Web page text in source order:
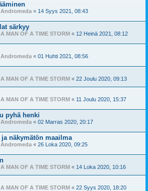
Andromeda « 14 Syys 2021, 08:43
särkyy
A MAN OF A TIME STORM « 12 Heinä 2021, 08:12
Andromeda « 01 Huhti 2021, 08:56
A MAN OF A TIME STORM « 22 Joulu 2020, 09:13
A MAN OF A TIME STORM « 11 Joulu 2020, 15:37
pyhä henki
Andromeda « 02 Marras 2020, 20:17
näkymätön maailma
Andromeda « 26 Loka 2020, 09:25
A MAN OF A TIME STORM « 14 Loka 2020, 10:16
A MAN OF A TIME STORM « 22 Syys 2020, 18:20